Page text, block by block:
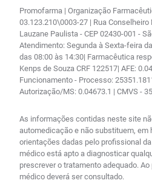
Promofarma | Organização
03.123.210\0003-27 | Rua Conselheiro
Lauzane Paulista - CEP 02430-001 -
Atendimento: Segunda à Sexta-feira
das 08:00 às 14:30| Farmacêutica
Kenps de Souza CRF 122517| AFE:
Funcionamento - Processo:
Autorização/MS: 0.04673.1 | CMVS -
As informações contidas neste site
automedicação e não substituem, em
orientações dadas pelo profissional
médico está apto a diagnosticar
prescrever o tratamento adequado.
médico deverá ser consultado.